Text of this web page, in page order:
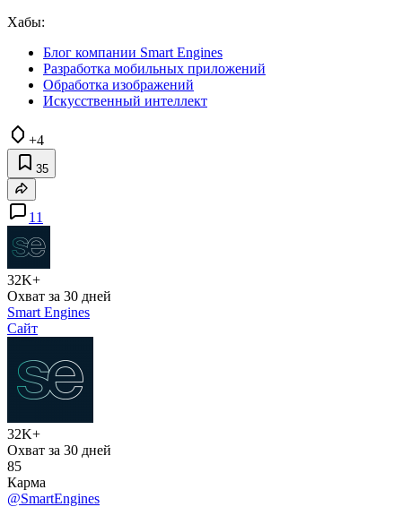
Хабы:
Блог компании Smart Engines
Разработка мобильных приложений
Обработка изображений
Искусственный интеллект
+4
35
11
32K+
Охват за 30 дней
Smart Engines
Сайт
32K+
Охват за 30 дней
85
Карма
@SmartEngines